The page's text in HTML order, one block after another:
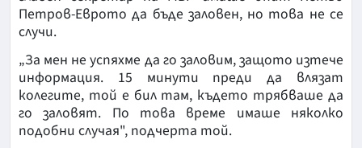
Петров-Еврото да бъде заловен, но това не се
случи.
„За мен не успяхме да го заловим, защото изтече
информация. 15 минути преди да влязат
колегите, той е бил там, където трябваше да
го заловят. По това време имаше няколко
подобни случая", подчерта той.